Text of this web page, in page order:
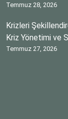
Temmuz 28, 2026
Krizleri
Kriz Yönetimi ve
Temmuz 27, 2026